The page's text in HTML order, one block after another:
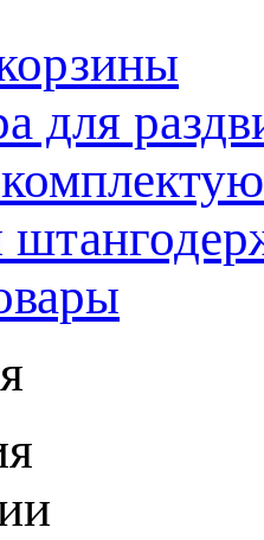
для